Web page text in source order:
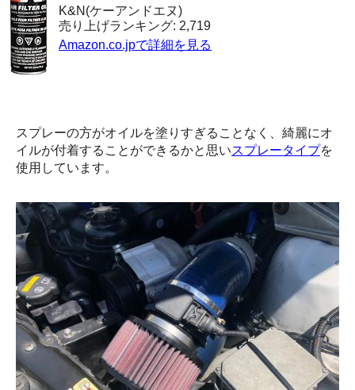
K&N(ケーアンドエヌ)
売り上げランキング: 2,719
Amazon.co.jpで詳細を見る
スプレーの方がオイルを塗りすぎることなく、綺麗にオ
イルが付着することができるかと思いスプレータイプを
使用しています。